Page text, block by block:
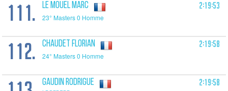
111. LE MOUEL Marc
23° Masters 0 Homme
2:19:53
112. CHAUDET Florian
24° Masters 0 Homme
2:19:58
GAUDIN Rodrigue 2:19:58